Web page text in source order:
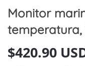
Monitor
temperatura,
$420.90